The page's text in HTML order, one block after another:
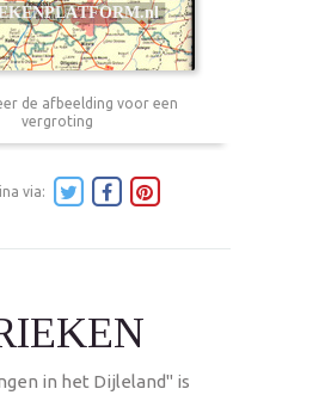
de afbeelding voor een
vergroting
via:
in het Dijleland" is